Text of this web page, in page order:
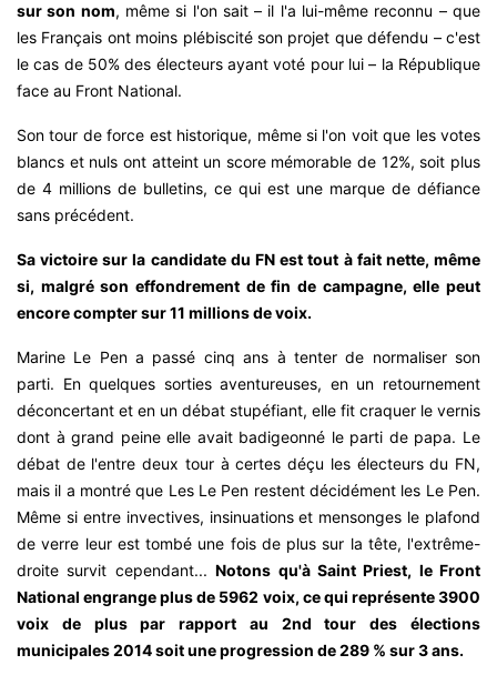
sur son nom, même si l'on sait – il l'a lui-même reconnu – que
les Français ont moins plébiscité son projet que défendu – c'est
le cas de 50% des électeurs ayant voté pour lui – la République
face au Front National.
Son tour de force est historique, même si l'on voit que les votes
blancs et nuls ont atteint un score mémorable de 12%, soit plus
de 4 millions de bulletins, ce qui est une marque de défiance
sans précédent.
Sa victoire sur la candidate du FN est tout à fait nette, même
si, malgré son effondrement de fin de campagne, elle peut
encore compter sur 11 millions de voix.
Marine Le Pen a passé cinq ans à tenter de normaliser son
parti. En quelques sorties aventureuses, en un retournement
déconcertant et en un débat stupéfiant, elle fit craquer le vernis
dont à grand peine elle avait badigeonné le parti de papa. Le
débat de l'entre deux tour à certes déçu les électeurs du FN,
mais il a montré que Les Le Pen restent décidément les Le Pen.
Même si entre invectives, insinuations et mensonges le plafond
de verre leur est tombé une fois de plus sur la tête, l'extrême-
droite survit cependant...Notons qu'à Saint Priest, le Front
National engrange plus de 5962 voix, ce qui représente 3900
voix de plus par rapport au 2nd tour des élections
municipales 2014 soit une progression de 289 % sur 3 ans.